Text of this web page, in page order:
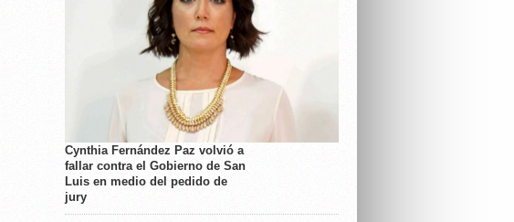
Cynthia Fernández Paz volvió a
fallar contra el Gobierno de San
Luis en medio del pedido de
jury